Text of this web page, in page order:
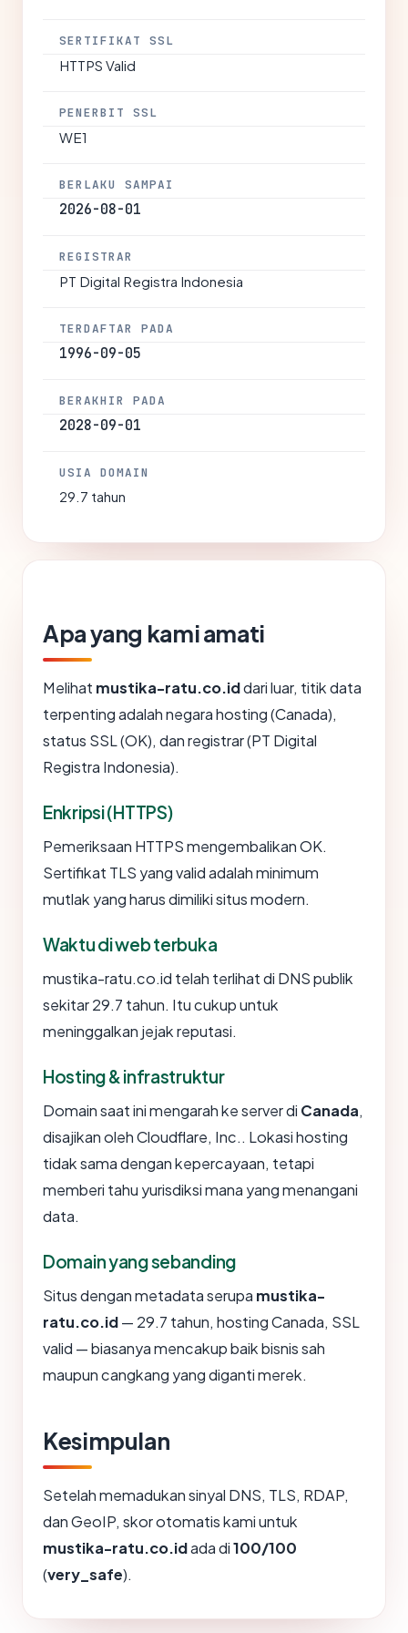
SERTIFIKAT SSL
HTTPS Valid
PENERBIT SSL
WE1
BERLAKU SAMPAI
2026-08-01
REGISTRAR
PT Digital Registra Indonesia
TERDAFTAR PADA
1996-09-05
BERAKHIR PADA
2028-09-01
USIA DOMAIN
29.7 tahun
Apa yang kami amati
Melihat mustika-ratu.co.iddari luar, titik data
terpenting adalah negara hosting (Canada),
status SSL (OK), dan registrar (PT Digital
Registra Indonesia).
Enkripsi (HTTPS)
Pemeriksaan HTTPS mengembalikan OK.
Sertifikat TLS yang valid adalah minimum
mutlak yang harus dimiliki situs modern.
Waktu di web terbuka
mustika-ratu.co.id telah terlihat di DNS publik
sekitar 29.7 tahun. Itu cukup untuk
meninggalkan jejak reputasi.
Hosting & infrastruktur
Domain saat ini mengarah ke server di Canada,
disajikan oleh Cloudflare, Inc.. Lokasi hosting
tidak sama dengan kepercayaan, tetapi
memberi tahu yurisdiksi mana yang menangani
data.
Domain yang sebanding
Situs dengan metadata serupa mustika-
ratu.co.id— 29.7 tahun, hosting Canada, SSL
valid — biasanya mencakup baik bisnis sah
maupun cangkang yang diganti merek.
Kesimpulan
Setelah memadukan sinyal DNS, TLS, RDAP,
dan GeoIP, skor otomatis kami untuk
mustika-ratu.co.idada di100/100
(very_safe).